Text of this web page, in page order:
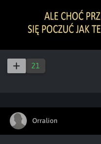
21
Orralion